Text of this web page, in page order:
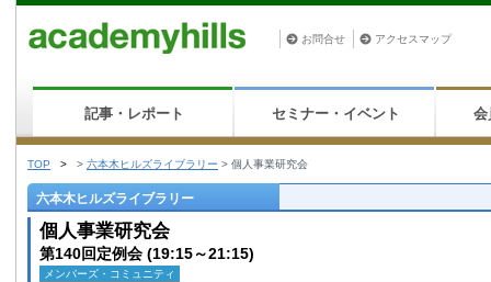
お問合せ アクセスマップ
記事・レポート セミナー・イベント 会
TOP > > 六本木ヒルズライブラリー > 個人事業研究会
六本木ヒルズライブラリー
個人事業研究会
第140回定例会 (19:15～21:15)
メンバーズ・コミュニティ